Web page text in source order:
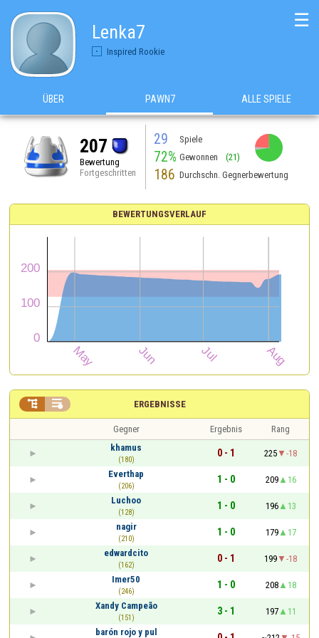
Lenka7
Inspired Rookie
☰
ÜBER PAWN7 ALLE SPIELE
207
Bewertung
Fortgeschritten
29 Spiele
72% Gewonnen (21)
186 Durchschn. Gegnerbewertung
BEWERTUNGSVERLAUF
ERGEBNISSE
 
Gegner Ergebnis
Rang
khamus
(180)
0 - 1 225
-18
Everthap
(206)
1 - 0 209
16
Luchoo
(128)
1 - 0 196
13
nagir
(210)
1 - 0 179
17
edwardcito
(162)
0 - 1 199
-18
Imer50
(246)
1 - 0 208
18
Xandy Campeão
(151)
3 - 1 197
11
barón rojo y pul